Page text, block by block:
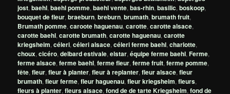
jost,baehl,baehl pomme,baehl vente,bas-rhin,basilic,boskoop,
bouquet de fleur,braeburn,breburn,brumath,brumath fruit,
Brumath pomme,caroote haguenau,carotte,carotte alsace,
carotte baehl,carotte brumath,carotte haguenau,carotte
kriegsheim,céleri,céleri alsace,céleri ferme baehl,charlotte,
choux,cicéro,delbard estivale,elstar,équipe ferme baehl,Ferme,
ferme alsace,ferme baehl,ferme fleur,ferme fruit,ferme pomme,
fête,fleur,fleur à planter,fleur à replanter,fleur alsace,fleur
brumath,fleur ferme,fleur haguenau,fleur kriegsheim,fleurs,
fleurs à planter,fleurs alsace,fond de de tarte Kriegsheim,fond de